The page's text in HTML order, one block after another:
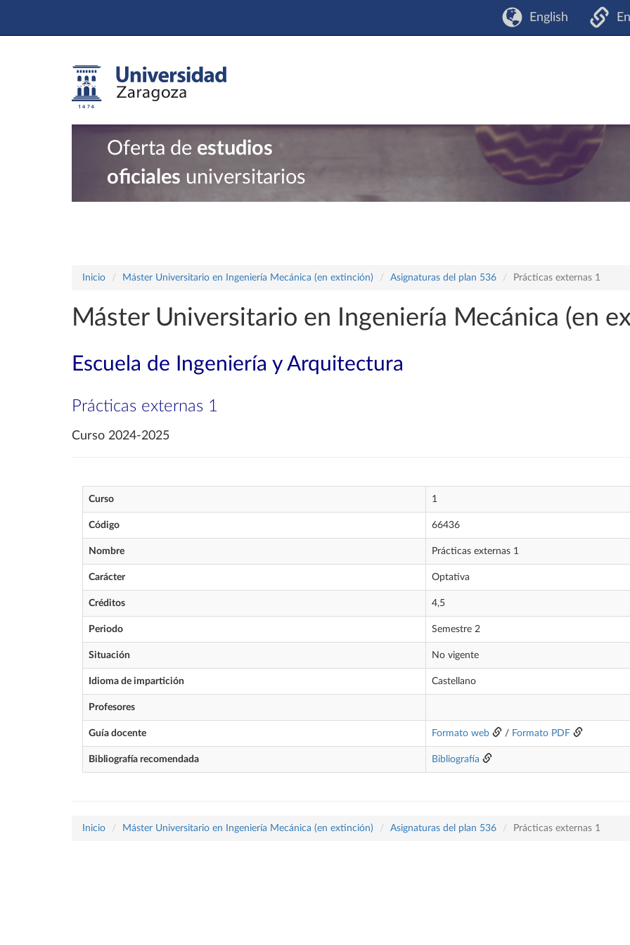
English
Oferta de estudios
oficiales universitarios
Inicio Máster Universitario en Ingeniería Mecánica (en extinción) Asignaturas del plan 536 Prácticas externas 1
Máster Universitario en Ingeniería Mecánica (en
Escuela de Ingeniería y Arquitectura
Prácticas externas 1
Curso 2024-2025
Curso 1
Código 66436
Nombre Prácticas externas 1
Carácter Optativa
Créditos 4,5
Periodo Semestre 2
Situación No vigente
Idioma de impartición Castellano
Profesores
Guía docente Formato web / Formato PDF
Bibliografía recomendada Bibliografía
Inicio Máster Universitario en Ingeniería Mecánica (en extinción) Asignaturas del plan 536 Prácticas externas 1